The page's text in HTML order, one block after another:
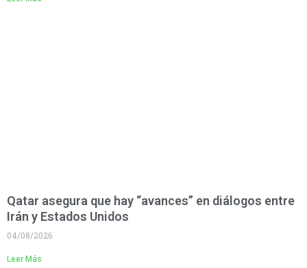
Qatar asegura que hay “avances” en diálogos entre
Irán y Estados Unidos
04/08/2026
Leer Más